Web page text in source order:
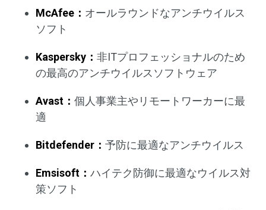
McAfee： オールラウンドなアンチウイルス
ソフト
Kaspersky： 非ITプロフェッショナルのため
の最高のアンチウイルスソフトウェア
Avast： 個人事業主やリモートワーカーに最
適
Bitdefender： 予防に最適なアンチウイルス
Emsisoft： ハイテク防御に最適なウイルス対
策ソフト